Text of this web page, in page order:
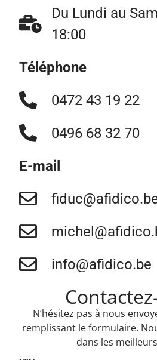
N’hésitez pas à nous
remplissant le formulaire.
dans les
Du Lundi au
18:00
Téléphone
0472 43 19 22
0496 68 32 70
E-mail
info@afidico.be